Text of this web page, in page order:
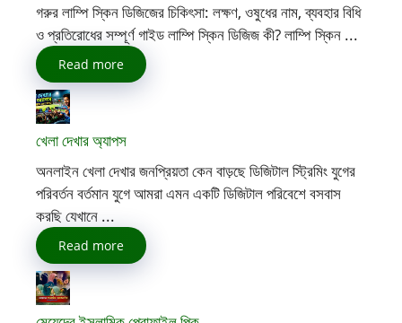
গরুর লাম্পি স্কিন ডিজিজের চিকিৎসা: লক্ষণ, ওষুধের নাম, ব্যবহার বিধি
ও প্রতিরোধের সম্পূর্ণ গাইড লাম্পি স্কিন ডিজিজ কী? লাম্পি স্কিন ...
Read more
খেলা দেখার অ্যাপস
অনলাইন খেলা দেখার জনপ্রিয়তা কেন বাড়ছে ডিজিটাল স্ট্রিমিং যুগের
পরিবর্তন বর্তমান যুগে আমরা এমন একটি ডিজিটাল পরিবেশে বসবাস
করছি যেখানে ...
Read more